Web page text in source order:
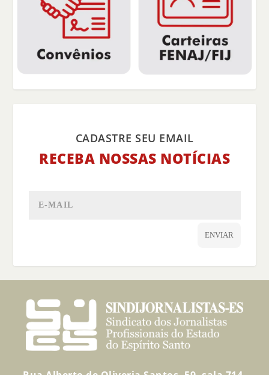
CADASTRE SEU EMAIL
RECEBA NOSSAS NOTÍCIAS
ENVIAR